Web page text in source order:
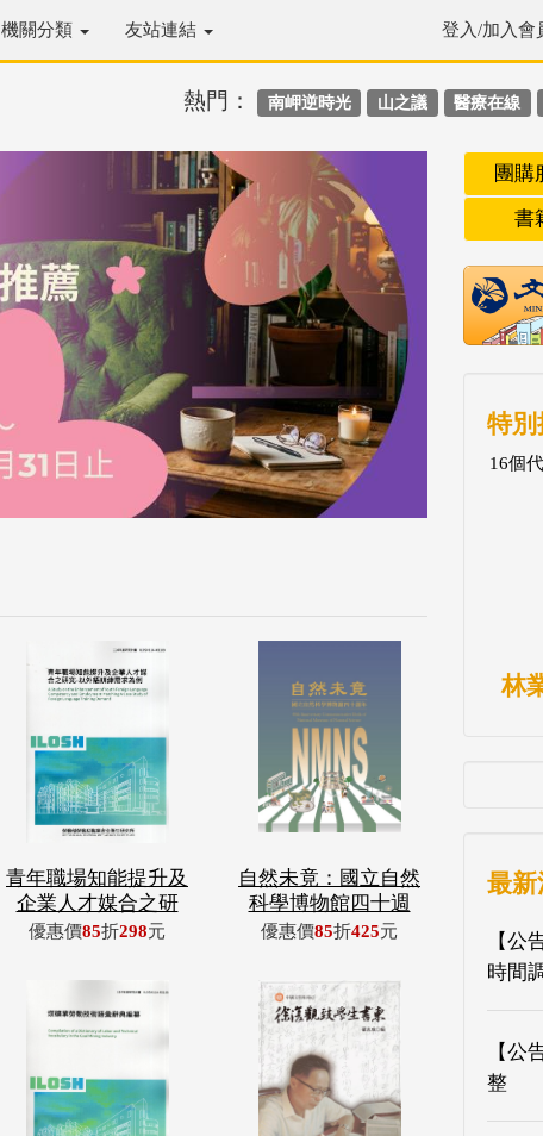
機關分類 友站連結 登入/加入會
熱門： 南岬逆時光 山之議 醫療在線
青年職場知能提升及
企業人才媒合之研
優惠價85折298元
自然未竟：國立自然
科學博物館四十週
優惠價85折425元
團購
書
特別
16個
林
最新
【公
時間
【公
整